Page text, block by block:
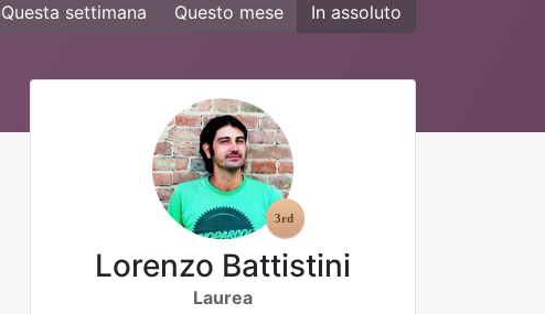
Questa settimana Questo mese In assoluto
Lorenzo Battistini
Laurea